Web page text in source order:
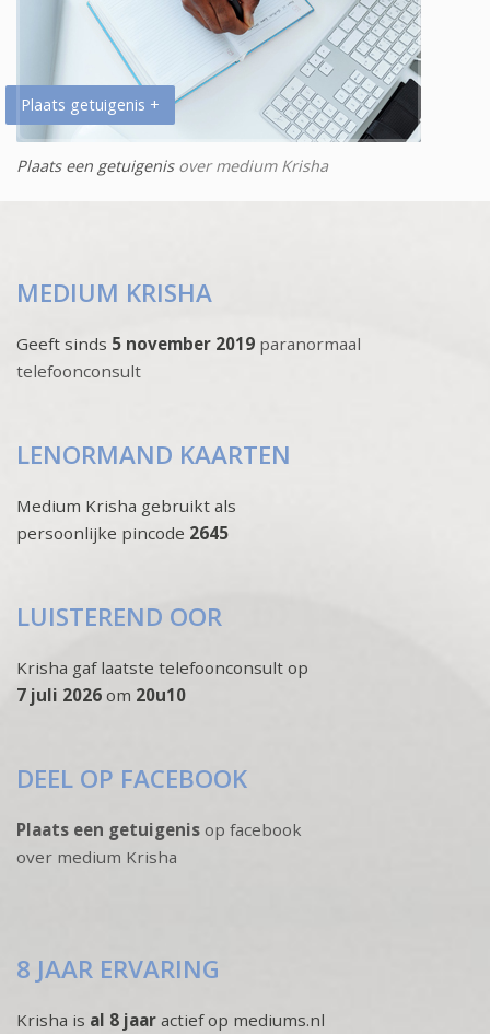
Plaats getuigenis +
Plaats een getuigenisover medium Krisha
MEDIUM KRISHA
Geeft sinds 5 november 2019 paranormaal
telefoonconsult
LENORMAND KAARTEN
Medium Krisha gebruikt als
persoonlijke pincode 2645
LUISTEREND OOR
Krisha gaf laatste telefoonconsult op
7 juli 2026 om 20u10
DEEL OP FACEBOOK
Plaats een getuigenis op facebook
over medium Krisha
8 JAAR ERVARING
Krisha is al 8 jaar actief op mediums.nl